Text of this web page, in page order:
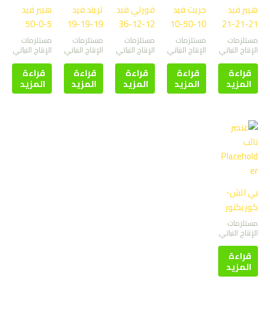
هيبر فيد
21-21-21
مستلزمات
الإنتاج النباتي
قراءة
المزيد
جريت فيد
10-50-10
مستلزمات
الإنتاج النباتي
قراءة
المزيد
فورتي فيد
12-12-36
مستلزمات
الإنتاج النباتي
قراءة
المزيد
تريند فيد
19-19-19
مستلزمات
الإنتاج النباتي
قراءة
المزيد
هيبر فيد
5-0-50
مستلزمات
الإنتاج النباتي
قراءة
المزيد
بي اتش-
كوريكتور
مستلزمات
الإنتاج النباتي
قراءة
المزيد